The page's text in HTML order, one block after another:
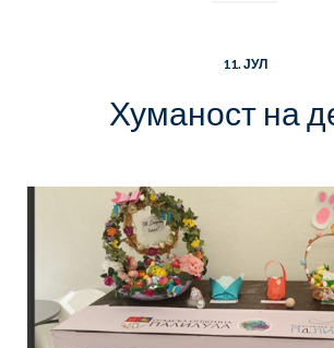
11. ЈУЛ
Хуманост на